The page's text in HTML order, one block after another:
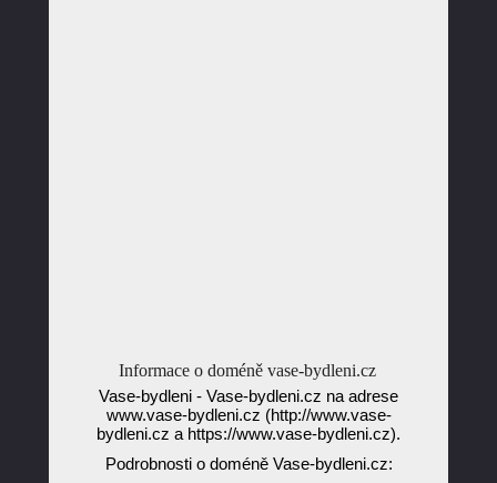
Informace o doméně vase-bydleni.cz
Vase-bydleni - Vase-bydleni.cz na adrese
www.vase-bydleni.cz (http://www.vase-
bydleni.cz a https://www.vase-bydleni.cz).
Podrobnosti o doméně Vase-bydleni.cz: